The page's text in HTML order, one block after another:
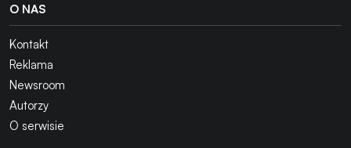
O NAS
Kontakt
Reklama
Newsroom
Autorzy
O serwisie